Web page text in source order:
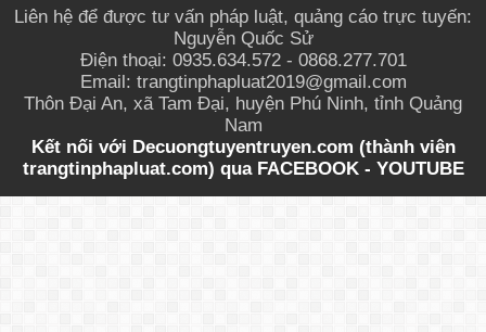
Liên hệ để được tư vấn pháp luật, quảng cáo trực tuyến:
Nguyễn Quốc Sử
Điện thoại: 0935.634.572 - 0868.277.701
Email: trangtinphapluat2019@gmail.com
Thôn Đại An, xã Tam Đại, huyện Phú Ninh, tỉnh Quảng
Nam
Kết nối với Decuongtuyentruyen.com (thành viên
trangtinphapluat.com) quaFACEBOOK- YOUTUBE